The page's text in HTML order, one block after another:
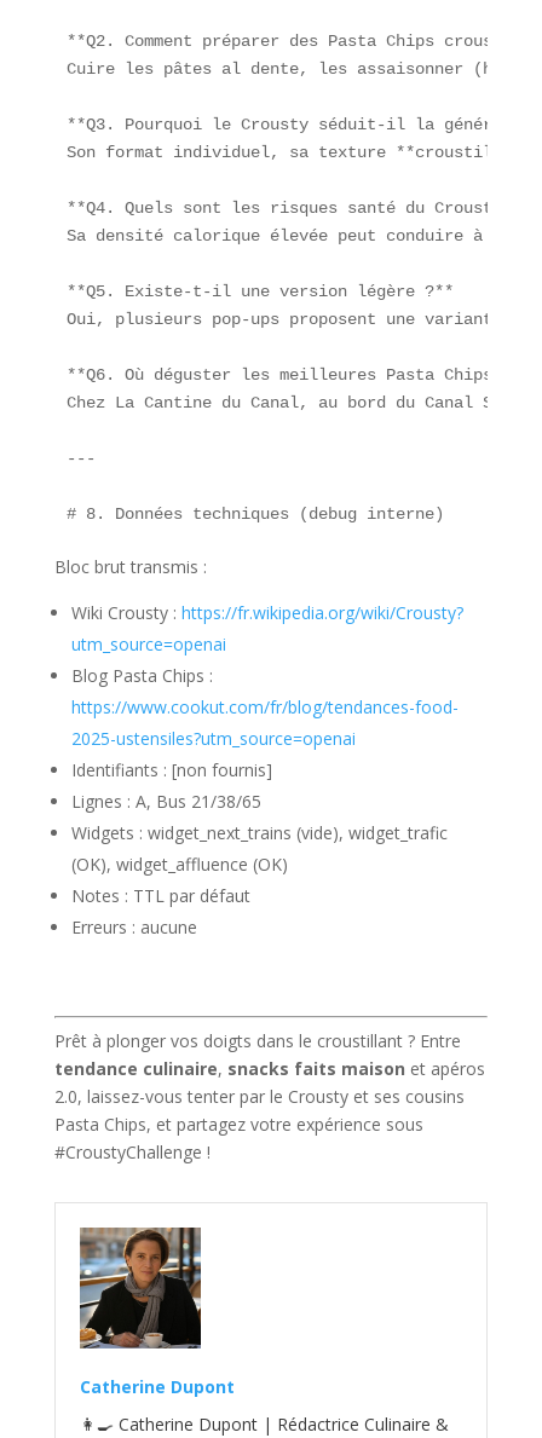
**Q2. Comment préparer des Pasta Chips
Cuire les pâtes al dente, les assaisonner
**Q3. Pourquoi le Crousty séduit-il la
Son format individuel, sa texture
**Q4. Quels sont les risques santé du Crousty
Sa densité calorique élevée peut conduire à un
**Q5. Existe-t-il une version légère ?**
Oui, plusieurs pop-ups proposent une variante
**Q6. Où déguster les meilleures Pasta Chips
Chez La Cantine du Canal, au bord du Canal
---
Bloc brut transmis :
Wiki Crousty : https://fr.wikipedia.org/wiki/Crousty?
utm_source=openai
Blog Pasta Chips :
https://www.cookut.com/fr/blog/tendances-food-
2025-ustensiles?utm_source=openai
Identifiants : [non fournis]
Lignes : A, Bus 21/38/65
Widgets : widget_next_trains (vide), widget_trafic
(OK), widget_affluence (OK)
Notes : TTL par défaut
Erreurs : aucune
Prêt à plonger vos doigts dans le croustillant ? Entre
tendance culinaire, snacks faits maison et apéros
2.0, laissez-vous tenter par le Crousty et ses cousins
Pasta Chips, et partagez votre expérience sous
#CroustyChallenge !
Catherine Dupont
👩‍🍳 Catherine Dupont | Rédactrice Culinaire &